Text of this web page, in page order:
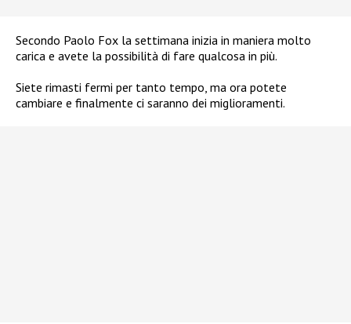
Secondo Paolo Fox la settimana inizia in maniera molto
carica e avete la possibilità di fare qualcosa in più.
Siete rimasti fermi per tanto tempo, ma ora potete
cambiare e finalmente ci saranno dei miglioramenti.